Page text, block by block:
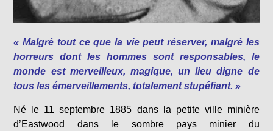
« Malgré tout ce que la vie peut réserver, malgré les
horreurs dont les hommes sont responsables, le
monde est merveilleux, magique, un lieu digne de
tous les émerveillements, totalement stupéfiant. »
Né le 11 septembre 1885 dans la petite ville minière
d’Eastwood dans le sombre pays minier du